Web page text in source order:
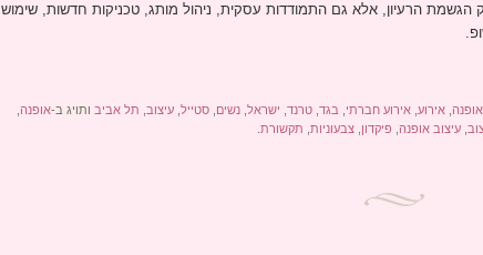
הגשמת הרעיון, אלא גם התמודדות עסקית, ניהול מותג, טכניקות חדשות, שימוש
אופנה, אירוע, אירוע חברתי בגד, טרנד, ישראל, נשים סטייל, עיצוב, תל אביבותויג ב-אופנה,
, עיצוב אופנה, פיקדון צבעוניות, תקשורת.